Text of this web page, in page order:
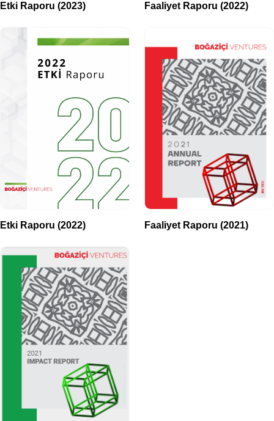
Etki Raporu (2023) Faaliyet Raporu (2022)
Etki Raporu (2022) Faaliyet Raporu (2021)